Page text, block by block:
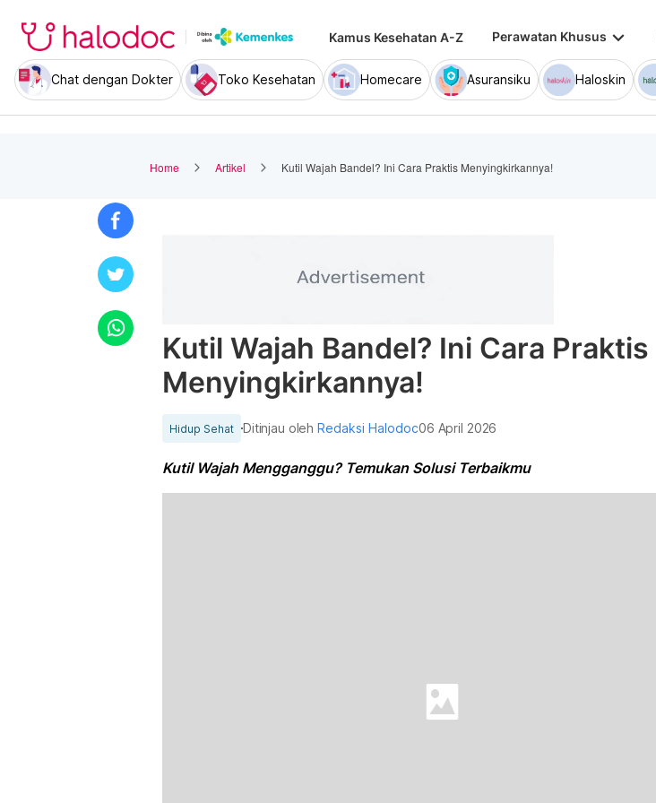
Kamus Kesehatan A-Z Perawatan Khusus keyboard_arrow_down
Chat dengan Dokter Toko Kesehatan Homecare Asuransiku Haloskin
Home Artikel Kutil Wajah Bandel? Ini Cara Praktis Menyingkirkannya!
Kutil Wajah Bandel? Ini Cara Praktis
Menyingkirkannya!
Hidup Sehat Ditinjau olehRedaksi Halodoc06 April 2026
Kutil Wajah Mengganggu? Temukan Solusi Terbaikmu